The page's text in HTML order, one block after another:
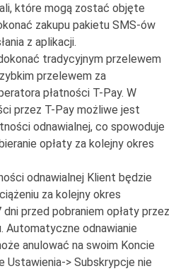
które mogą zostać objęte
zakupu pakietu SMS-ów
z aplikacji.
tradycyjnym przelewem
przelewem za
płatności T-Pay. W
przez T-Pay możliwe jest
odnawialnej, co spowoduje
opłaty za kolejny okres
odnawialnej Klient będzie
za kolejny okres
przed pobraniem opłaty przez
Automatyczne odnawianie
anulować na swoim Koncie
Ustawienia-> Subskrypcje nie